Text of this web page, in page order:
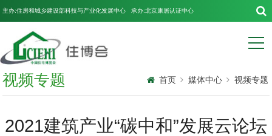
主办:住房和城乡建设部科技与产业化发展中心 承办:北京康居认证中心
视频专题 首页 媒体中心 视频专题
2021建筑产业“碳中和”发展云论坛